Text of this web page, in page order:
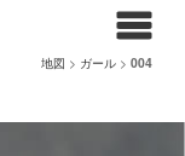
地図 > ガール >004